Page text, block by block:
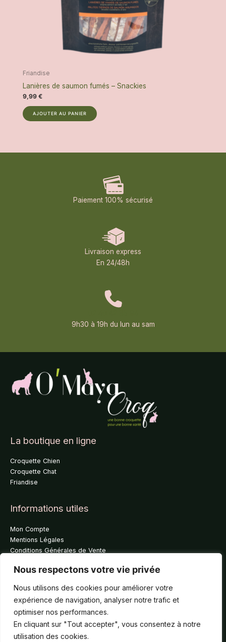
Nous respectons votre vie privée
Nous utilisons des cookies pour améliorer votre
expérience de navigation, analyser notre trafic et
optimiser nos performances.
En cliquant sur "Tout accepter", vous consentez à notre
utilisation des cookies.
Friandise
Lanières de saumon fumés – Snackies
9,99€
AJOUTER AU PANIER
Paiement 100% sécurisé
Livraison express
En 24/48h
9h30 à 19h du lun au sam
La boutique en ligne
Croquette Chien
Croquette Chat
Friandise
Informations utiles
Mon Compte
Mentions Légales
Conditions Générales de Vente
A propos de nous
Qui sommes nous ?
La boutique
Partenaires
Contact